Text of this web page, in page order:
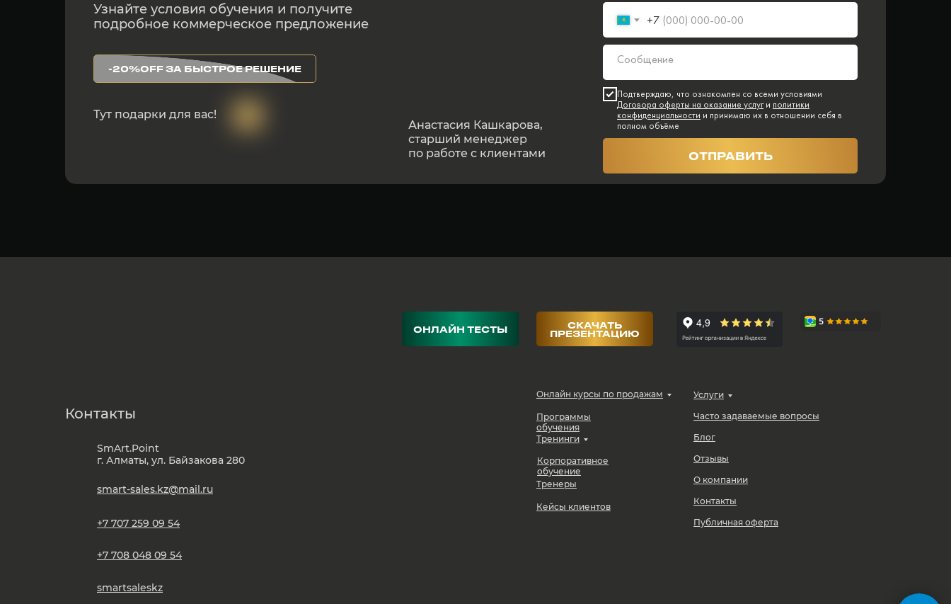
Тут подарки для вас!
Узнайте условия обучения и получите
подробное коммерческое предложение
-20%OFF ЗА БЫСТРОЕ РЕШЕНИЕ
+7
Подтверждаю, что ознакомлен со всеми условиями
Договора оферты на оказание услуги политики
конфиденциальности и принимаю их в отношении себя в
полном объёме
ОТПРАВИТЬ
Анастасия Кашкарова,
старший менеджер
по работе с клиентами
Онлайн курсы по продажам
Кейсы клиентов
Тренинги
Тренеры
Услуги
Программы
обучения
Блог
Отзывы
О компании
Контакты
Публичная оферта
Часто задаваемые вопросы
Корпоративное
обучение
SmArt.Point
г. Алматы, ул. Байзакова 280
Контакты
smart-sales.kz@mail.ru
СКАЧАТЬ
ПРЕЗЕНТАЦИЮ
ОНЛАЙН ТЕСТЫ
+7 707 259 09 54
smartsaleskz
+7 708 048 09 54